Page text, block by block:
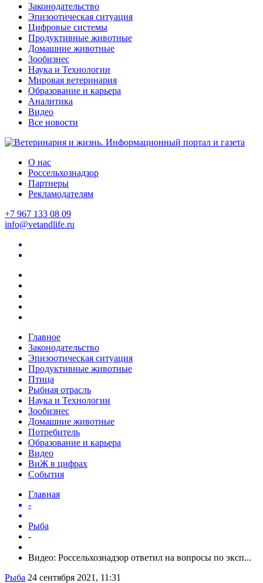
Законодательство
Эпизоотическая ситуация
Цифровые системы
Продуктивные животные
Домашние животные
Зообизнес
Наука и Технологии
Мировая ветеринария
Образование и карьера
Аналитика
Видео
Все новости
О нас
Россельхознадзор
Партнеры
Рекламодателям
+7 967 133 08 09
info@vetandlife.ru
Главное
Законодательство
Эпизоотическая ситуация
Продуктивные животные
Птица
Рыбная отрасль
Наука и Технологии
Зообизнес
Домашние животные
Потребитель
Образование и карьера
Видео
ВиЖ в цифрах
События
Главная
-
Рыба
-
Видео: Россельхознадзор ответил на вопросы по эксп...
Рыба 24 сентября 2021, 11:31